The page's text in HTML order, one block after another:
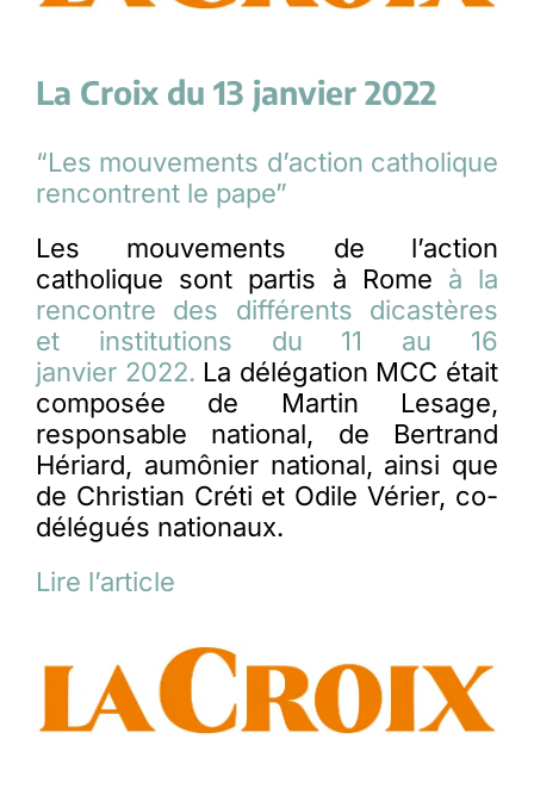
La Croix du 13 janvier 2022
“Les mouvements d’action catholique
rencontrent le pape”
Les mouvements de l’action
catholique sont partis à Rome à la
rencontre des différents dicastères
et institutions du 11 au 16
janvier 2022. La délégation MCC était
composée de Martin Lesage,
responsable national, de Bertrand
Hériard, aumônier national, ainsi que
de Christian Créti et Odile Vérier, co-
délégués nationaux.
Lire l’article